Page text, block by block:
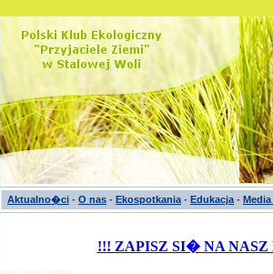
Aktualno�ci - O nas - Ekospotkania - Edukacja -
!!! ZAPISZ SI� NA NASZ